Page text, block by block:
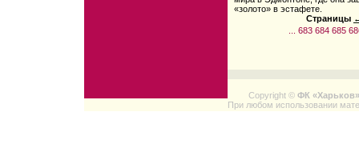
«золото» в эстафете.
Страницы
683 684 685
Copyright © ФК «Харьков»
При любом использовании